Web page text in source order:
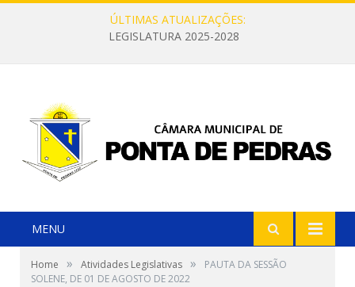
ÚLTIMAS ATUALIZAÇÕES:
LEGISLATURA 2025-2028
MENU
Home » Atividades Legislativas »
PAUTA DA SESSÃO
SOLENE, DE 01 DE AGOSTO DE 2022